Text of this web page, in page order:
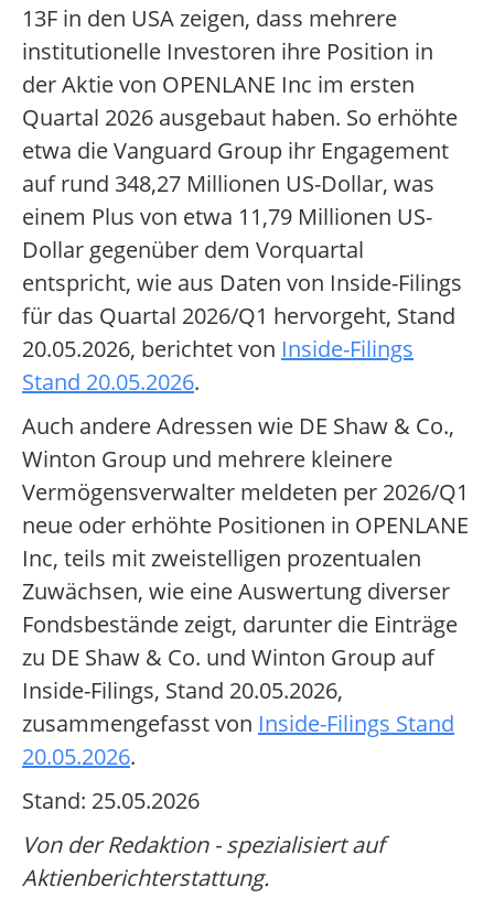
13F in den USA zeigen, dass mehrere
institutionelle Investoren ihre Position in
der Aktie von OPENLANE Inc im ersten
Quartal 2026 ausgebaut haben. So erhöhte
etwa die Vanguard Group ihr Engagement
auf rund 348,27 Millionen US-Dollar, was
einem Plus von etwa 11,79 Millionen US-
Dollar gegenüber dem Vorquartal
entspricht, wie aus Daten von Inside-Filings
für das Quartal 2026/Q1 hervorgeht, Stand
20.05.2026, berichtet von Inside-Filings
Stand 20.05.2026.
Auch andere Adressen wie DE Shaw & Co.,
Winton Group und mehrere kleinere
Vermögensverwalter meldeten per 2026/Q1
neue oder erhöhte Positionen in OPENLANE
Inc, teils mit zweistelligen prozentualen
Zuwächsen, wie eine Auswertung diverser
Fondsbestände zeigt, darunter die Einträge
zu DE Shaw & Co. und Winton Group auf
Inside-Filings, Stand 20.05.2026,
zusammengefasst von Inside-Filings Stand
20.05.2026.
Stand: 25.05.2026
Von der Redaktion - spezialisiert auf
Aktienberichterstattung.